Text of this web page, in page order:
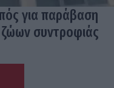
για παράβαση
ζώων συντροφιάς